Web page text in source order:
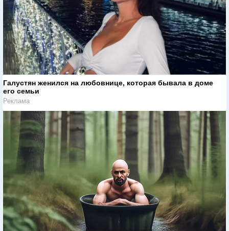
Галустян женился на любовнице, которая бывала в доме
его семьи
Реклама